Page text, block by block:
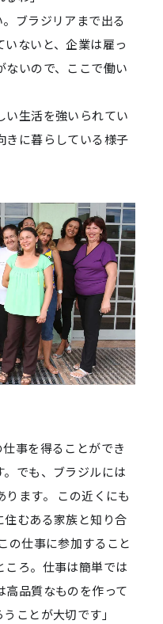
ブラジリアまで出る
ないと、企業は雇っ
ないので、ここで働い
い生活を強いられてい
きに暮らしている様子
事を得ることができ
でも、ブラジルには
ます。 この近くにも
住むある家族と知り合
の仕事に参加すること
ころ。仕事は簡単では
高品質なものを作って
ことが大切です」